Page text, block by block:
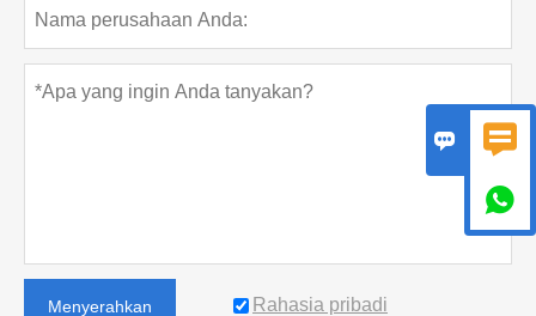
Menyerahkan Rahasia pribadi
 
